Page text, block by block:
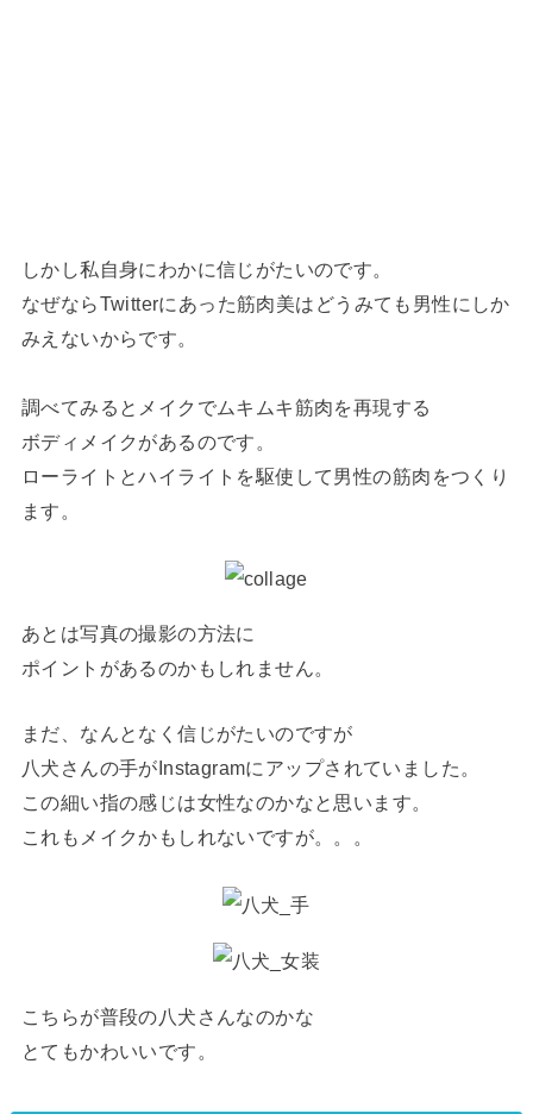
しかし私自身にわかに信じがたいのです。
なぜならTwitterにあった筋肉美はどうみても男性にしか
みえないからです。
調べてみるとメイクでムキムキ筋肉を再現する
ボディメイクがあるのです。
ローライトとハイライトを駆使して男性の筋肉をつくり
ます。
あとは写真の撮影の方法に
ポイントがあるのかもしれません。
まだ、なんとなく信じがたいのですが
八犬さんの手がInstagramにアップされていました。
この細い指の感じは女性なのかなと思います。
これもメイクかもしれないですが。。。
こちらが普段の八犬さんなのかな
とてもかわいいです。